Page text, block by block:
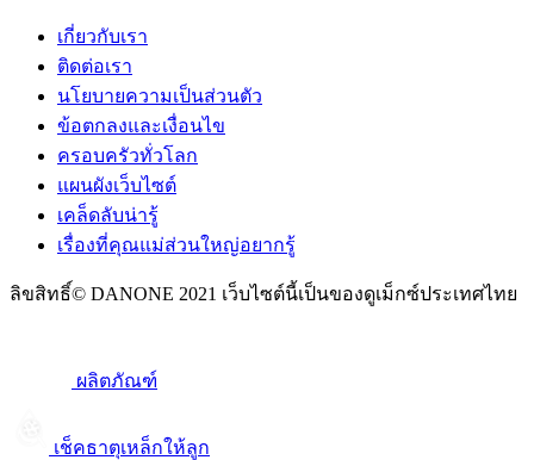
เกี่ยวกับเรา
ติดต่อเรา
นโยบายความเป็นส่วนตัว
ข้อตกลงและเงื่อนไข
ครอบครัวทั่วโลก
แผนผังเว็บไซต์
เคล็ดลับน่ารู้
เรื่องที่คุณแม่ส่วนใหญ่อยากรู้
ลิขสิทธิ์© DANONE 2021 เว็บไซต์นี้เป็นของดูเม็กซ์ประเทศไทย
ผลิตภัณฑ์
เช็คธาตุเหล็กให้ลูก​